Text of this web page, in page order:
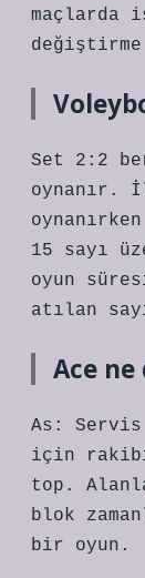
maçlarda
Set 2:2
oynanır.
15 sayı
oyun
atılan
Ace
As:
için
top.
blok
bir oyun.